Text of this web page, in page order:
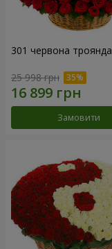
301 червона троянда
25 998 грн
Замовити